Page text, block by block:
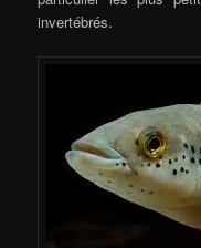
invertébrés.